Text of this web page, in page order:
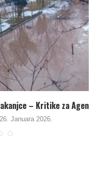
za Agenciju...